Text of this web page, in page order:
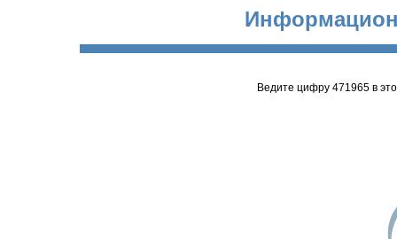
Ведите цифру 471965 в